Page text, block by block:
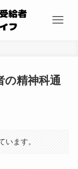
の精神科通
います。